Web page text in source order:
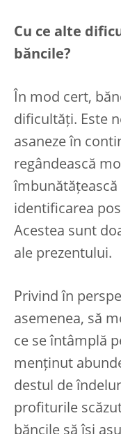
Cu ce alte
băncile?
În mod cert,
dificultăți. Este
asaneze în
regândească
îmbunătățească
identificarea
Acestea sunt
ale prezentului.
Privind în
asemenea, să
ce se întâmplă
menținut
destul de
profiturile
băncile să își